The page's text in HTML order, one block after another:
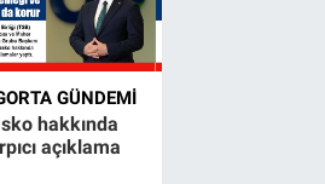
GÜNDEMI
hakkında
açıklama